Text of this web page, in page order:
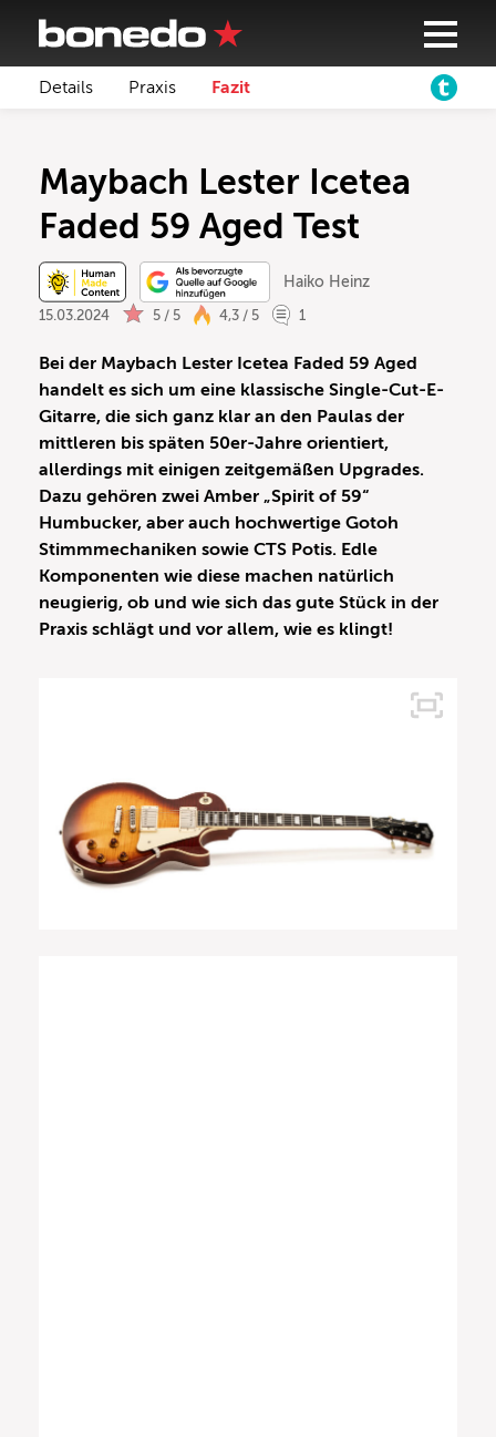
Details Praxis Fazit
Maybach Lester Icetea
Faded 59 Aged Test
Haiko Heinz
15.03.2024 5 / 5 4,3 / 5 1
Bei der Maybach Lester Icetea Faded 59 Aged
handelt es sich um eine klassische Single-Cut-E-
Gitarre, die sich ganz klar an den Paulas der
mittleren bis späten 50er-Jahre orientiert,
allerdings mit einigen zeitgemäßen Upgrades.
Dazu gehören zwei Amber „Spirit of 59“
Humbucker, aber auch hochwertige Gotoh
Stimmmechaniken sowie CTS Potis. Edle
Komponenten wie diese machen natürlich
neugierig, ob und wie sich das gute Stück in der
Praxis schlägt und vor allem, wie es klingt!